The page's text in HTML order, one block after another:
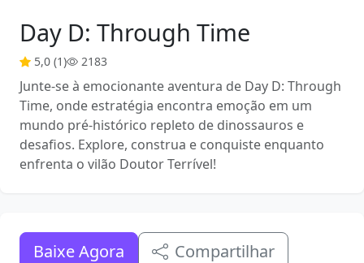
Day D: Through Time
5,0 (1) 2183
Junte-se à emocionante aventura de Day D: Through
Time, onde estratégia encontra emoção em um
mundo pré-histórico repleto de dinossauros e
desafios. Explore, construa e conquiste enquanto
enfrenta o vilão Doutor Terrível!
Baixe Agora Compartilhar